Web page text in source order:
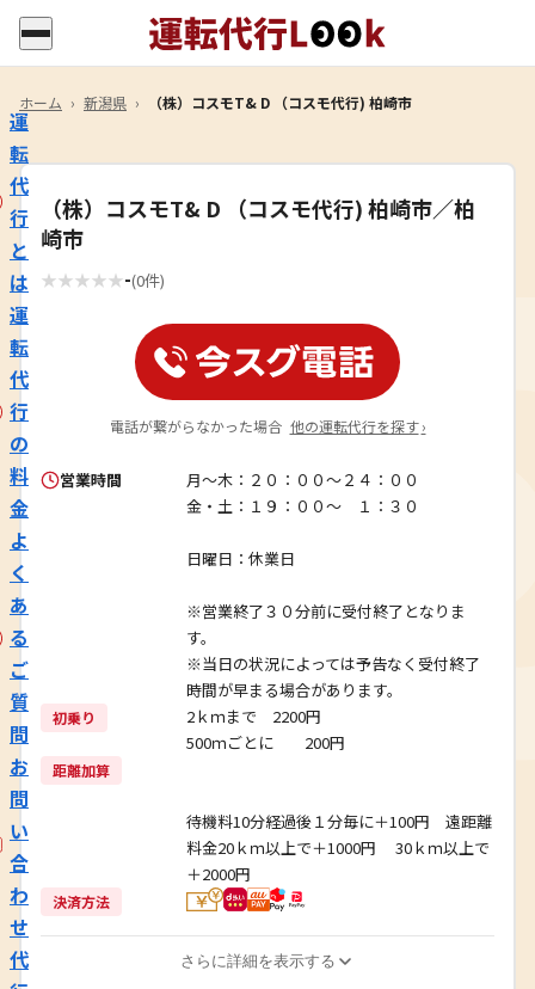
運
転
代
行
と
は
運
転
代
行
の
料
金
よ
く
あ
る
ご
質
問
お
問
い
合
わ
せ
代
ホーム › 新潟県 › （株）コスモT& D （コスモ代行) 柏崎市
（株）コスモT& D （コスモ代行) 柏崎市／柏
崎市
★★★★★-(0件)
電話が繋がらなかった場合 他の運転代行を探す ›
営業時間
月～木：２０：００～２４：００
金・土：１９：００～ １：３０
​日曜日：休業日
※営業終了３０分前に受付終了となりま
す。
※当日の状況によっては予告なく受付終了
時間が早まる場合があります。
初乗り
2ｋｍまで 2200円
500ｍごとに 200円​
距離加算
待機料10分経過後１分毎に＋100円 遠距離
料金20ｋｍ以上で＋1000円 30ｋｍ以上で
＋2000円
決済方法
さらに詳細を表示する